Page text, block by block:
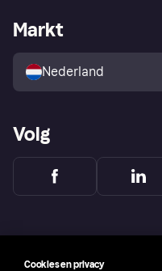
Winkeloverzicht
Kopersbescherming voor
consumenten
Zakelijke login
Markt
Nederland
Volg
Cookies en privacy